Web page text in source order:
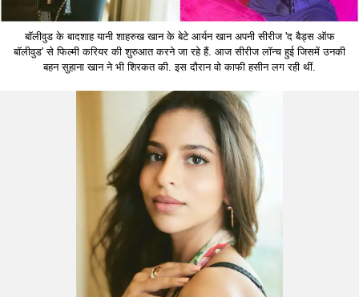
बॉलीवुड के बादशाह यानी शाहरुख खान के बेटे आर्यन खान अपनी सीरीज 'द बैड्स ऑफ
बॉलीवुड' से फिल्मी करियर की शुरुआत करने जा रहे हैं. आज सीरीज लॉन्च हुई जिसमें उनकी
बहन सुहाना खान ने भी शिरकत की. इस दौरान वो काफी हसीन लग रही थीं.